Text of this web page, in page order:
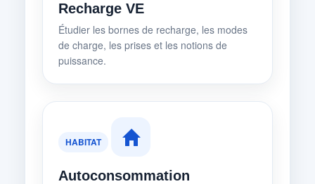
Recharge VE
Étudier les bornes de recharge, les modes
de charge, les prises et les notions de
puissance.
HABITAT
Autoconsommation